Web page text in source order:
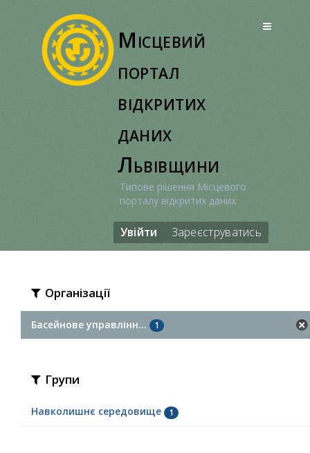
Місцевий
портал
відкритих
даних
Львівщини
Типове рішення Місцевого
порталу відкритих даних
Увійти Зареєструватись
Організації
Басейнове управлінн... 1
Групи
Навколишнє середовище 1